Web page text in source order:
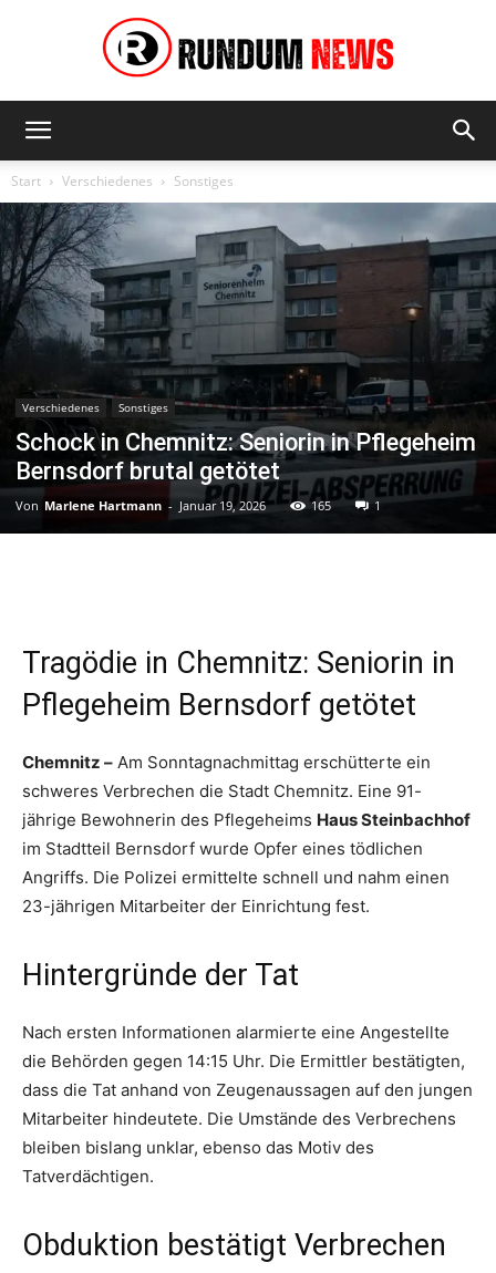
News
Start Verschiedenes Sonstiges
Verschiedenes Sonstiges
Schock in Chemnitz: Seniorin in Pflegeheim
Bernsdorf brutal getötet
Von Marlene Hartmann - Januar 19, 2026 165 1
Tragödie in Chemnitz: Seniorin in
Pflegeheim Bernsdorf getötet
Chemnitz – Am Sonntagnachmittag erschütterte ein
schweres Verbrechen die Stadt Chemnitz. Eine 91-
jährige Bewohnerin des Pflegeheims Haus Steinbachhof
im Stadtteil Bernsdorf wurde Opfer eines tödlichen
Angriffs. Die Polizei ermittelte schnell und nahm einen
23-jährigen Mitarbeiter der Einrichtung fest.
Hintergründe der Tat
Nach ersten Informationen alarmierte eine Angestellte
die Behörden gegen 14:15 Uhr. Die Ermittler bestätigten,
dass die Tat anhand von Zeugenaussagen auf den jungen
Mitarbeiter hindeutete. Die Umstände des Verbrechens
bleiben bislang unklar, ebenso das Motiv des
Tatverdächtigen.
Obduktion bestätigt Verbrechen